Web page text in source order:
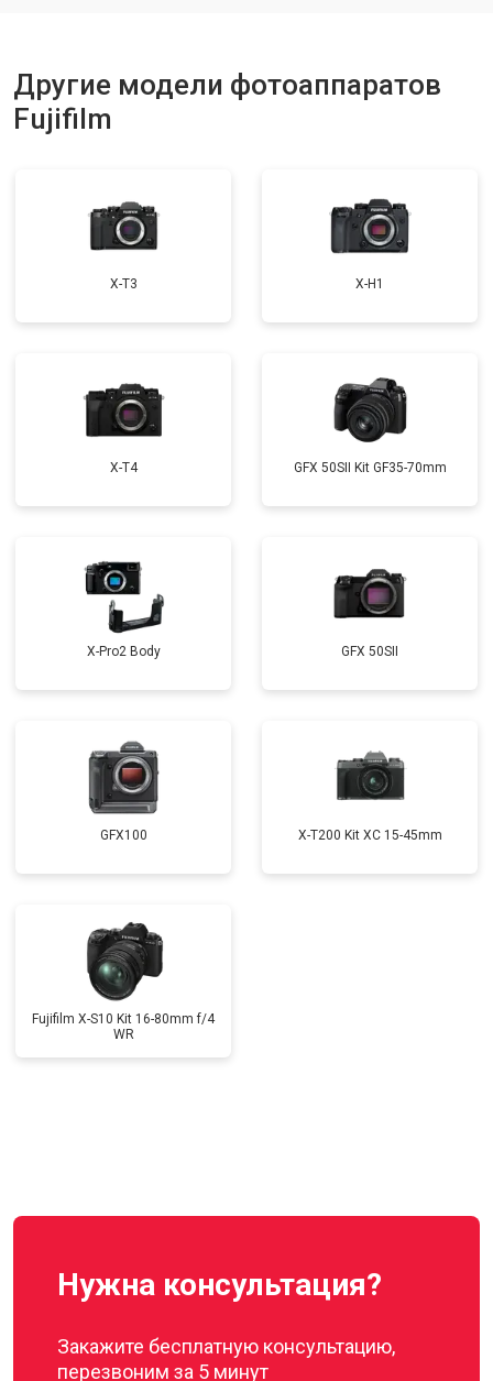
Другие модели фотоаппаратов
Fujifilm
X-T3 X-H1
X-T4 GFX 50SII Kit GF35-70mm
X-Pro2 Body GFX 50SII
GFX100 X-T200 Kit XC 15-45mm
Fujifilm X-S10 Kit 16-80mm f/4
WR
Нужна консультация?
Закажите бесплатную консультацию,
перезвоним за 5 минут